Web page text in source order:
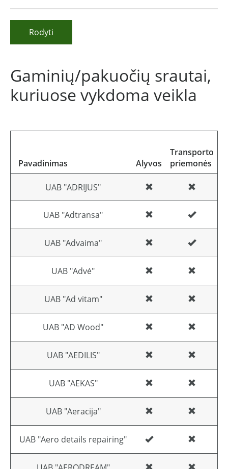
Rodyti
Gaminių/pakuočių srautai,
kuriuose vykdoma veikla
Pavadinimas Alyvos
Transporto
priemonės
UAB "ADRIJUS"
UAB "Adtransa"
UAB "Advaima"
UAB "Advė"
UAB "Ad vitam"
UAB "AD Wood"
UAB "AEDILIS"
UAB "AEKAS"
UAB "Aeracija"
UAB "Aero details repairing"